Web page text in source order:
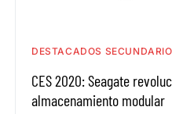
DESTACADOS
CES 2020: Seagate
almacenamiento modular